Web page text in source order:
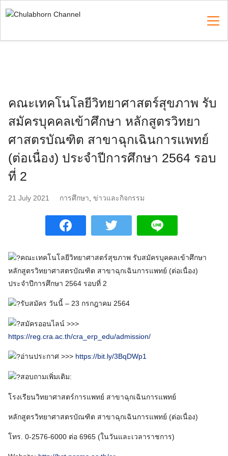
to
คณะเทคโนโลยีวิทยาศาสตร์สุขภาพ รับ
สมัครบุคคลเข้าศึกษา หลักสูตรวิทยา
ศาสตรบัณฑิต สาขาฉุกเฉินการแพทย์
(ต่อเนื่อง) ประจำปีการศึกษา 2564 รอบ
ที่ 2
21 July 2021 การศึกษา ข่าวและกิจกรรม
คณะเทคโนโลยีวิทยาศาสตร์สุขภาพ รับสมัครบุคคลเข้าศึกษา
หลักสูตรวิทยาศาสตรบัณฑิต สาขาฉุกเฉินการแพทย์ (ต่อเนื่อง)
ประจำปีการศึกษา 2564 รอบที่ 2
รับสมัคร วันนี้ – 23 กรกฎาคม 2564
สมัครออนไลน์ >>>
https://reg.cra.ac.th/cra_erp_edu/admission/
อ่านประกาศ >>> https://bit.ly/3BqDWp1
สอบถามเพิ่มเติม:
โรงเรียนวิทยาศาสตร์การแพทย์ สาขาฉุกเฉินการแพทย์
หลักสูตรวิทยาศาสตรบัณฑิต สาขาฉุกเฉินการแพทย์ (ต่อเนื่อง)
โทร. 0-2576-6000 ต่อ 6965 (ในวันและเวลาราชการ)